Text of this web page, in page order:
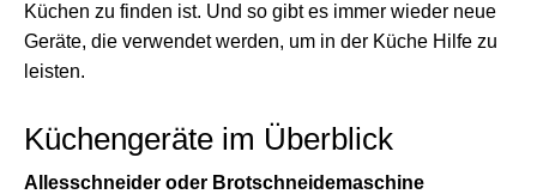
Küchen zu finden ist. Und so gibt es immer wieder neue
Geräte, die verwendet werden, um in der Küche Hilfe zu
leisten.
Küchengeräte im Überblick
Allesschneider oder Brotschneidemaschine